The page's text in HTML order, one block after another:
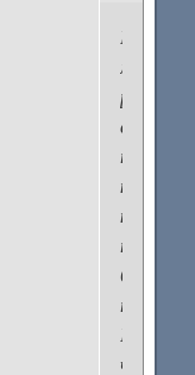
Мой
муж
в
которая
быт
технику.
что